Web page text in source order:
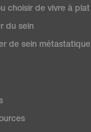
choisir de vivre à plat
du sein
de sein métastatique